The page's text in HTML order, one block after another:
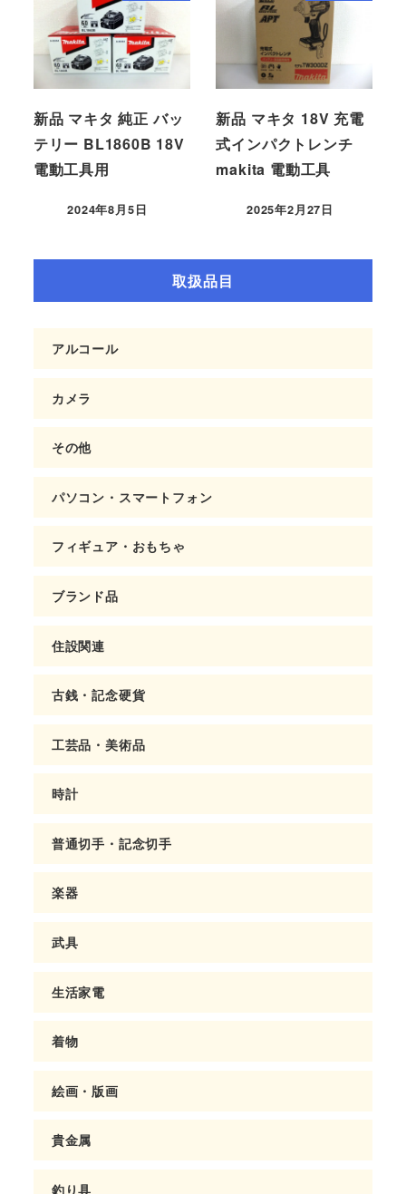
新品 マキタ 純正 バッ
テリー BL1860B 18V
電動工具用
2024年8月5日
新品 マキタ 18V 充電
式インパクトレンチ
makita 電動工具
2025年2月27日
取扱品目
アルコール
カメラ
その他
パソコン・スマートフォン
フィギュア・おもちゃ
ブランド品
住設関連
古銭・記念硬貨
工芸品・美術品
時計
普通切手・記念切手
楽器
武具
生活家電
着物
絵画・版画
貴金属
釣り具